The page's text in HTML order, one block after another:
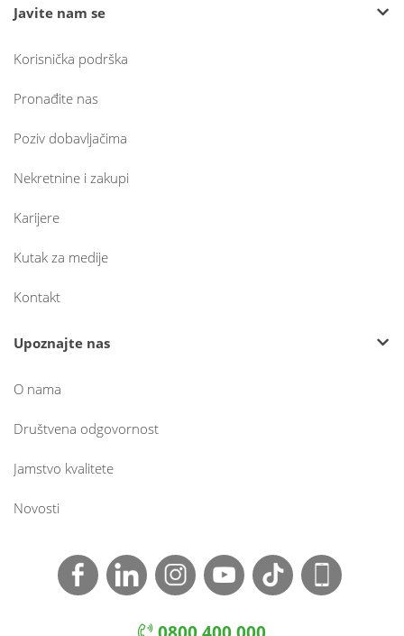
Javite nam se
Korisnička podrška
Pronađite nas
Poziv dobavljačima
Nekretnine i zakupi
Karijere
Kutak za medije
Kontakt
Upoznajte nas
O nama
Društvena odgovornost
Jamstvo kvalitete
Novosti